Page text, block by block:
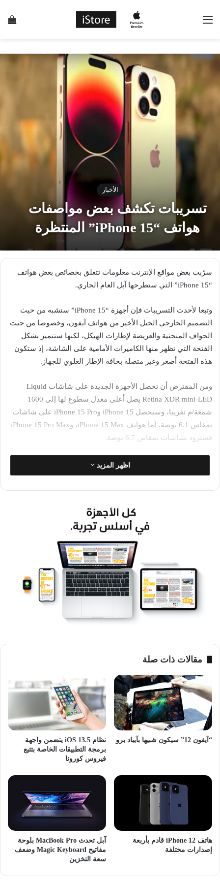
القائمة
الأخبار
تسريبات تكشف بعض مواصفات
هواتف “iPhone 15” المنتظرة
سرّبت بعض مواقع الإنترنت معلومات تتعلق بخصائص بعض هواتف
“iPhone 15” التي ستطرحها آبل العام الجاري.
وتبعا لأحدث التسريبات فإن أجهزة “iPhone 15” ستشبه من حيث
التصميم الخارجي الجيل الأخير من هواتف آيفون، وخصوصا من حيث
الحواف المنحنية والعريضة لإطارات الهيكل، لكنها ستتميز بشكل
الفتحة التي تظهر منها الكاميرات الأمامية على الشاشة، إذ ستكون
هذه الفتحة أصغر وغير متصلة بحافة الإطار العلوي للجهاز.
ومن المفترض أن تحصل الأجهزة الجديدة على شاشات Liquid
Retina XDR mini-LED يصل أعلى معدل سطوع لها إلى 1600
شمعة/م تقريبا، وسيحصل iPhone 15 وiPhone 15 Pro على شاشات
بمقاس 6.1 بوصة، أما هواتف iPhone 15 Max، وiPhone 15 Pro Max
فستزود بشاشات بمقاس 6.7 بوصة.
وستعمل الأجهزة الجديدة بمعالجات Apple A17 Bionic الحديثة،
وستزود بذواكر داخلية تتراوح سعتها ما بين 256 غيابايت و2 تيرابايت،
هواتف iPhone 15 Pro وiPhone 15 Pro Max فستزود بكاميرات ثلاثية
العدسة بدقة (48+12+12) ميغابيكسل، ومجهزة بمستشعر LiDAR
أيضا.
آبل آيفون
اظهر المزيد
مقالات ذات صلة
“آيفون 12” سيكون شبيها بآيباد برو
نظام iOS 13.5 يتضمن واجهة
برمجة التطبيقات الخاصة بتتبع
فيروس كورونا
هاتف iPhone 12 قادم بأربعة
إصدارات مختلفة
آبل تحدث MacBook Pro بلوحة
مفاتيح Magic Keyboard وضعف
سعة التخزين